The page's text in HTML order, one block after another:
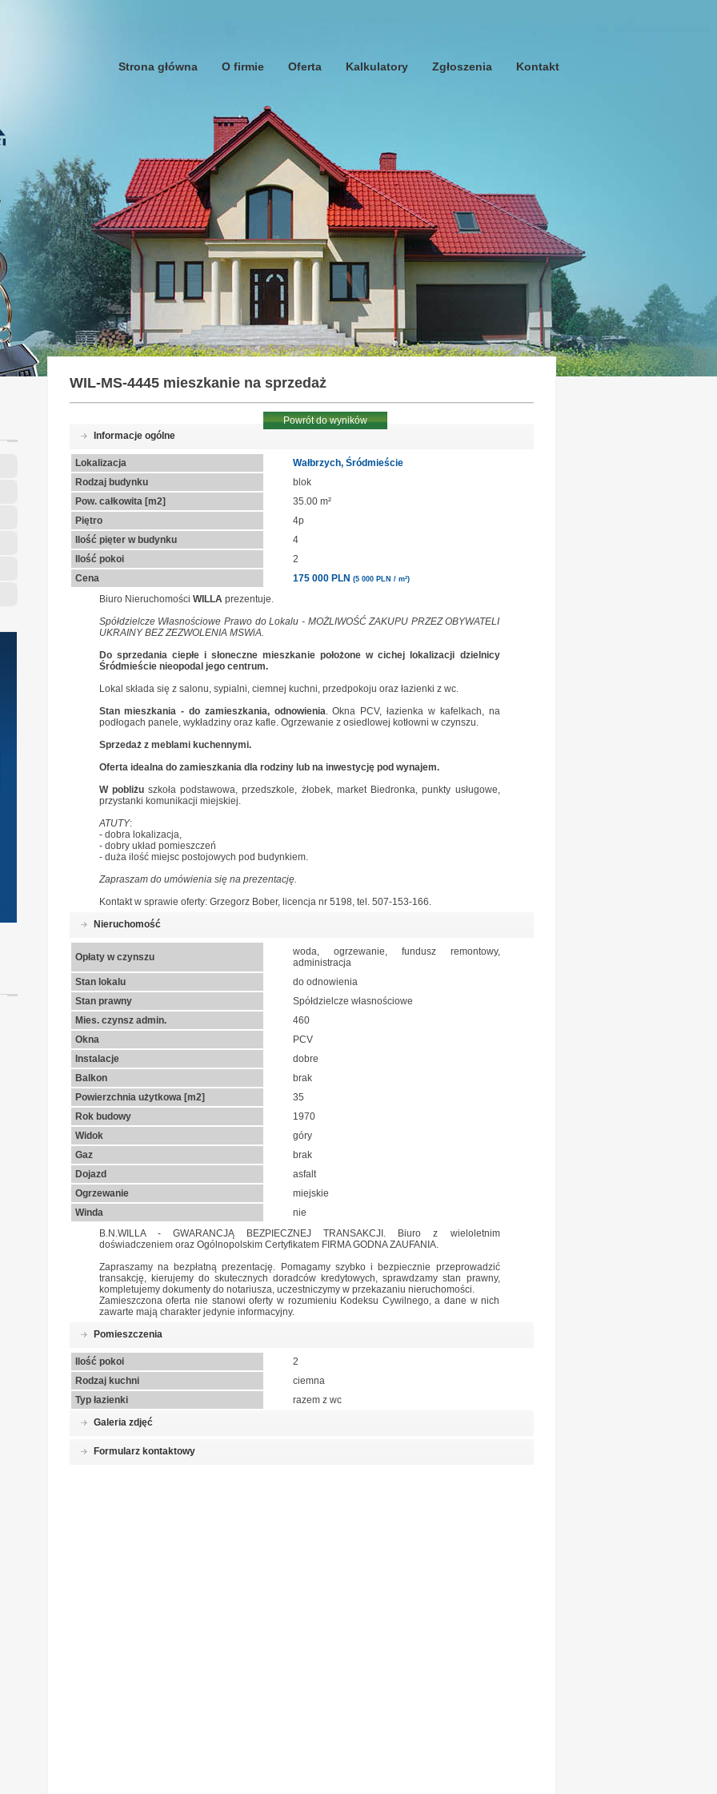
Strona główna O firmie Oferta Kalkulatory Zgłoszenia Kontakt
WIL-MS-4445mieszkanie na sprzedaż
Powrót do wyników
Informacje ogólne
Lokalizacja
Wałbrzych, Śródmieście
Rodzaj budynku
blok
Pow. całkowita [m2]
35.00 m²
Piętro
4p
Ilość pięter w budynku
4
Ilość pokoi
2
Cena
175 000 PLN (5 000 PLN / m²)
Biuro Nieruchomości WILLAprezentuje.
Spółdzielcze Własnościowe Prawo do Lokalu - MOŻLIWOŚĆ ZAKUPU PRZEZ OBYWATELI
UKRAINY BEZ ZEZWOLENIA MSWiA.
Do sprzedania ciepłe i słoneczne mieszkanie położone w cichej lokalizacji dzielnicy
Śródmieście nieopodal jego centrum.
Lokal składa się z salonu, sypialni, ciemnej kuchni, przedpokoju oraz łazienki z wc.
Stan mieszkania - do zamieszkania, odnowienia. Okna PCV, łazienka w kafelkach, na
podłogach panele, wykładziny oraz kafle. Ogrzewanie z osiedlowej kotłowni w czynszu.
Sprzedaż z meblami kuchennymi.
Oferta idealna do zamieszkania dla rodziny lub na inwestycję pod wynajem.
W pobliżuszkoła podstawowa, przedszkole, żłobek, market Biedronka, punkty usługowe,
przystanki komunikacji miejskiej.
ATUTY:
- dobra lokalizacja,
- dobry układ pomieszczeń
- duża ilość miejsc postojowych pod budynkiem.
Zapraszam do umówienia się na prezentację.
Kontakt w sprawie oferty: Grzegorz Bober, licencja nr 5198, tel. 507-153-166.
Nieruchomość
Opłaty w czynszu
woda, ogrzewanie, fundusz remontowy,
administracja
Stan lokalu
do odnowienia
Stan prawny
Spółdzielcze własnościowe
Mies. czynsz admin.
460
Okna
PCV
Instalacje
dobre
Balkon
brak
Powierzchnia użytkowa [m2]
35
Rok budowy
1970
Widok
góry
Gaz
brak
Dojazd
asfalt
Ogrzewanie
miejskie
Winda
nie
B.N.WILLA - GWARANCJĄ BEZPIECZNEJ TRANSAKCJI. Biuro z wieloletnim
doświadczeniem oraz Ogólnopolskim Certyfikatem FIRMA GODNA ZAUFANIA.
Zapraszamy na bezpłatną prezentację. Pomagamy szybko i bezpiecznie przeprowadzić
transakcję, kierujemy do skutecznych doradców kredytowych, sprawdzamy stan prawny,
kompletujemy dokumenty do notariusza, uczestniczymy w przekazaniu nieruchomości.
Zamieszczona oferta nie stanowi oferty w rozumieniu Kodeksu Cywilnego, a dane w nich
zawarte mają charakter jedynie informacyjny.
Pomieszczenia
Ilość pokoi
2
Rodzaj kuchni
ciemna
Typ łazienki
razem z wc
Galeria zdjęć
Formularz kontaktowy